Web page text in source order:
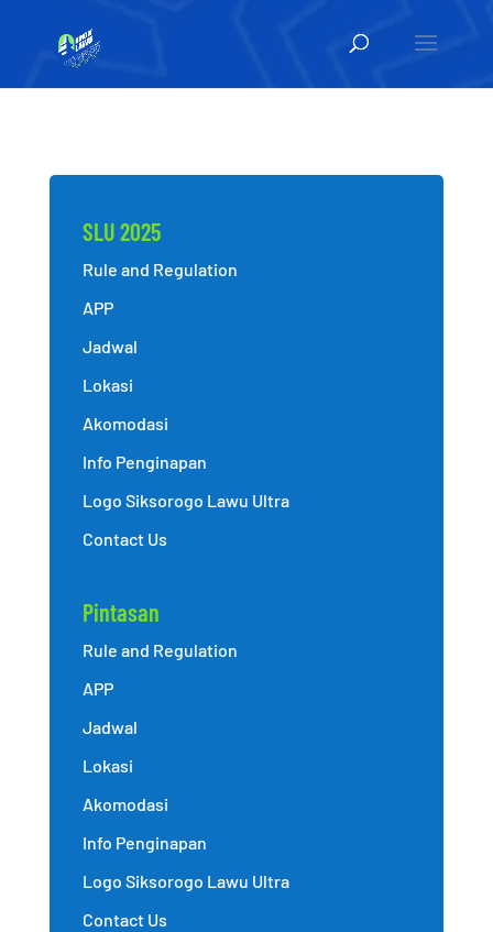
SLU 2025
Rule and Regulation
APP
Jadwal
Lokasi
Akomodasi
Info Penginapan
Logo Siksorogo Lawu Ultra
Contact Us
Pintasan
Rule and Regulation
APP
Jadwal
Lokasi
Akomodasi
Info Penginapan
Logo Siksorogo Lawu Ultra
Contact Us